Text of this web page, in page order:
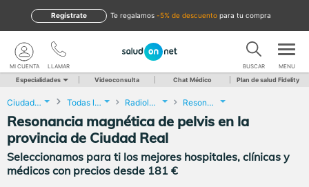
te regalamos -5% de descuento para tu compra
Regístrate
LLAMAR
MI CUENTA BUSCAR MENU
Especialidades Videoconsulta Chat Médico Plan de salud Fidelity
Ciudad Real Todas las localidades Radiología Resonancia magnética de pelvis
Resonancia magnética de pelvis en la
provincia de Ciudad Real
Seleccionamos para ti los mejores hospitales, clínicas y
médicos con precios desde 181 €